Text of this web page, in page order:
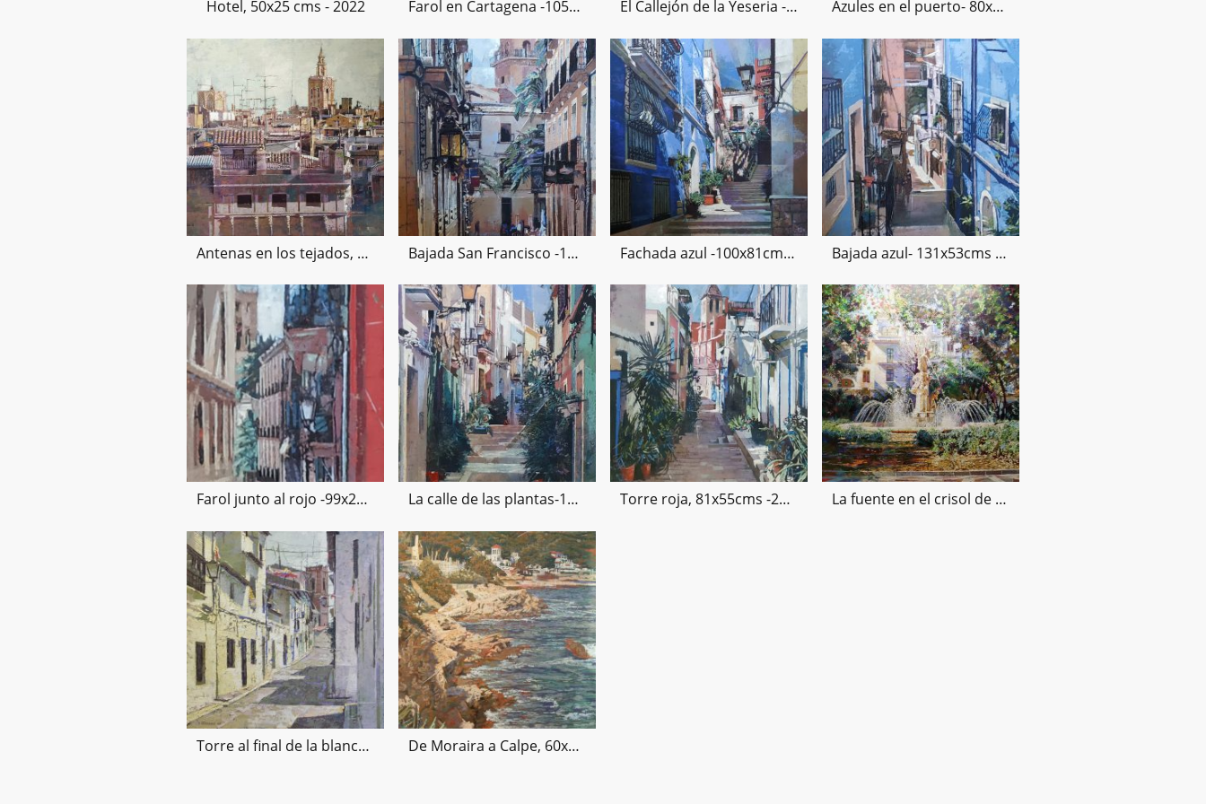
Hotel, 50x25 cms - 2022 Farol en Cartagena -105x36cms -22 El Callejón de la Yeseria -65x46cms -22 Azules en el puerto- 80x38 cms -2022
Antenas en los tejados, 97x130cm, 21 Bajada San Francisco -111x65cms -2020 Fachada azul -100x81cms -2020 Bajada azul- 131x53cms -2021
Farol junto al rojo -99x25cms- 2020 La calle de las plantas-101x59cms-2021 Torre roja, 81x55cms -2021 La fuente en el crisol de la mañana,162x180cms-21
Torre al final de la blanca calle-55x55cms. De Moraira a Calpe, 60x54cms